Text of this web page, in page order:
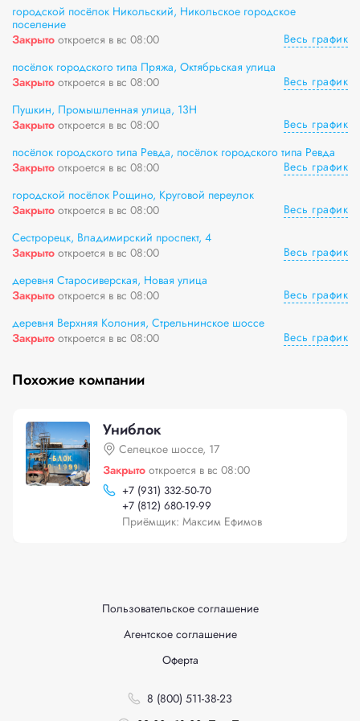
городской посёлок Никольский, Никольское городское
поселение
Закрыто откроется в вс 08:00
Весь график
посёлок городского типа Пряжа, Октябрьская улица
Закрыто откроется в вс 08:00
Весь график
Пушкин, Промышленная улица, 13Н
Закрыто откроется в вс 08:00
Весь график
посёлок городского типа Ревда, посёлок городского типа Ревда
Закрыто откроется в вс 08:00
Весь график
городской посёлок Рощино, Круговой переулок
Закрыто откроется в вс 08:00
Весь график
Сестрорецк, Владимирский проспект, 4
Закрыто откроется в вс 08:00
Весь график
деревня Старосиверская, Новая улица
Закрыто откроется в вс 08:00
Весь график
деревня Верхняя Колония, Стрельнинское шоссе
Закрыто откроется в вс 08:00 Весь график
Похожие компании
Униблок
Селецкое шоссе, 17
Закрыто откроется в вс 08:00
+7 (931) 332-50-70
+7 (812) 680-19-99
Приёмщик: Максим Ефимов
Пользовательское соглашение
Агентское соглашение
Оферта
8 (800) 511-38-23